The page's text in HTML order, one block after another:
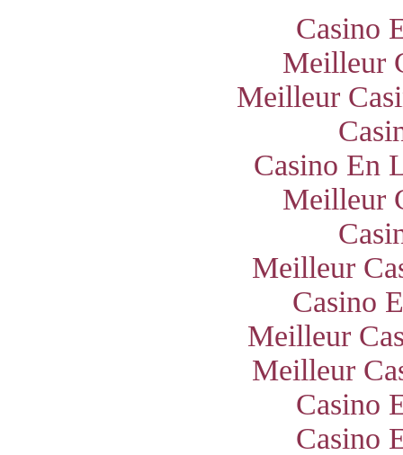
Casino
Meilleur
Meilleur
Casino En
Meilleur
Meilleur
Casino
Meilleur
Meilleur
Casino
Casino